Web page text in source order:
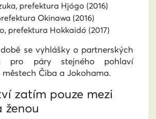
prefektura Hjógo (2016)
Okinawa (2016)
prefektura Hokkaidó (2017)
se vyhlášky o partnerských
pro páry stejného pohlaví
Čiba a Jokohama.
zatím pouze mezi
ženou